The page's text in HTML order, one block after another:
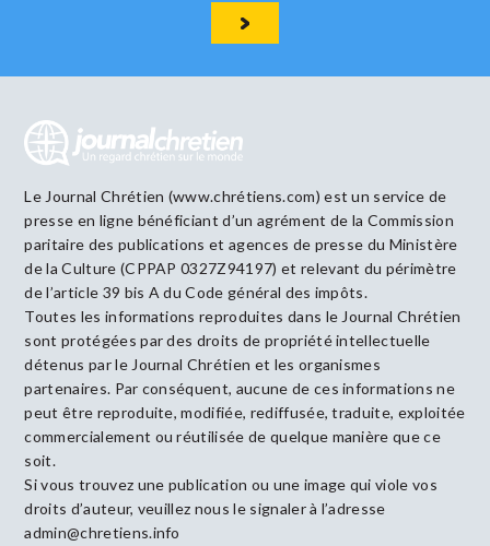
Le Journal Chrétien (www.chrétiens.com) est un service de
presse en ligne bénéficiant d’un agrément de la Commission
paritaire des publications et agences de presse du Ministère
de la Culture (CPPAP 0327Z94197) et relevant du périmètre
de l’article 39 bis A du Code général des impôts.
Toutes les informations reproduites dans le Journal Chrétien
sont protégées par des droits de propriété intellectuelle
détenus par le Journal Chrétien et les organismes
partenaires. Par conséquent, aucune de ces informations ne
peut être reproduite, modifiée, rediffusée, traduite, exploitée
commercialement ou réutilisée de quelque manière que ce
soit.
Si vous trouvez une publication ou une image qui viole vos
droits d’auteur, veuillez nous le signaler à l’adresse
admin@chretiens.info